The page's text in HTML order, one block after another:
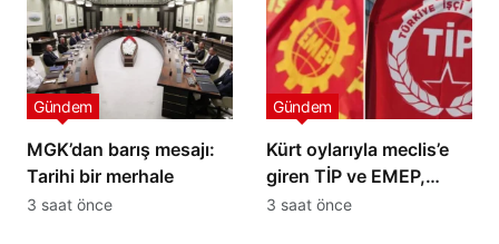
MGK’dan barış mesajı:
Tarihi bir merhale
Gündem
3 saat önce
Kürt oylarıyla meclis’e
giren TİP ve EMEP,
‘çözüm süreci’ yasa
Gündem
3 saat önce